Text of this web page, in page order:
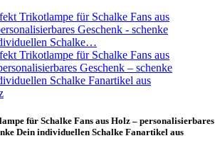
für Schalke Fans aus Holz – personalisierbares
Dein individuellen Schalke Fanartikel aus